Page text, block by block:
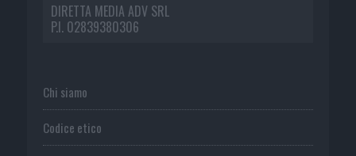
DIRETTA MEDIA ADV SRL
P.I. 02839380306
Chi siamo
Codice etico